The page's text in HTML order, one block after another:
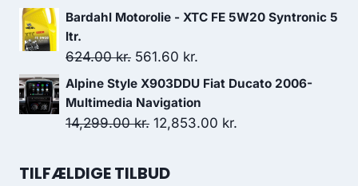
5,073.00 kr..4,565.70 kr..
oprindelige
var:
6,499.00 kr..
aktuelle
er:
5,389.00 kr..
Bardahl Motorolie - XTC FE 5W20 Syntronic 5
ltr.
624.00kr. Den
oprindelige
pris
var:
561.60 kr.
aktuelle
pris
er:
Alpine Style X903DDU Fiat Ducato 2006-
Multimedia Navigation
14,299.00kr. Den
pris
12,853.00 kr.
TILFÆLDIGE TILBUD